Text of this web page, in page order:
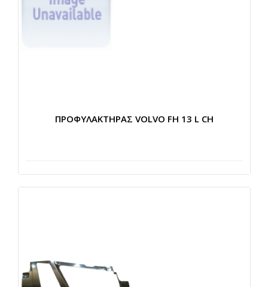
ΠΡΟΦΥΛΑΚΤΗΡΑΣ VOLVO FH 13 L CH